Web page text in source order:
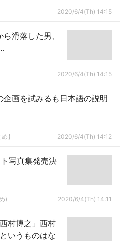
2020/6/4(Th) 14:15
滑落した男、
2020/6/4(Th) 14:15
企画を試みるも日本語の説明
】 2020/6/4(Th) 14:12
写真集発売決
) 2020/6/4(Th) 14:11
村博之」西村
いうものはな